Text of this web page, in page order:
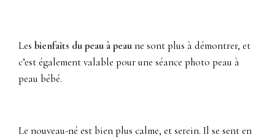
Les bienfaits du peau à peaune sont plus à démontrer, et
c’est également valable pour une séance photo peau à
peau bébé.
Le nouveau-né est bien plus calme, et serein. Il se sent en